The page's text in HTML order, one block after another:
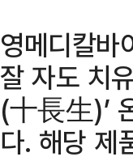
영메디칼바
잘 자도 치
(十長生)’
다. 해당 제